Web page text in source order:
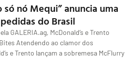
nó Mequi” anuncia uma
do Brasil
GALERIA.ag, McDonald’s e Trento
Atendendo ao clamor dos
e Trento lançam a sobremesa McFlurry